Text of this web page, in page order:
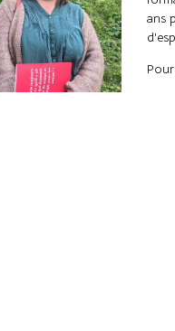
ans